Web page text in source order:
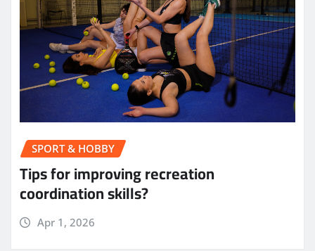
SPORT & HOBBY
Tips for improving recreation
coordination skills?
Apr 1, 2026